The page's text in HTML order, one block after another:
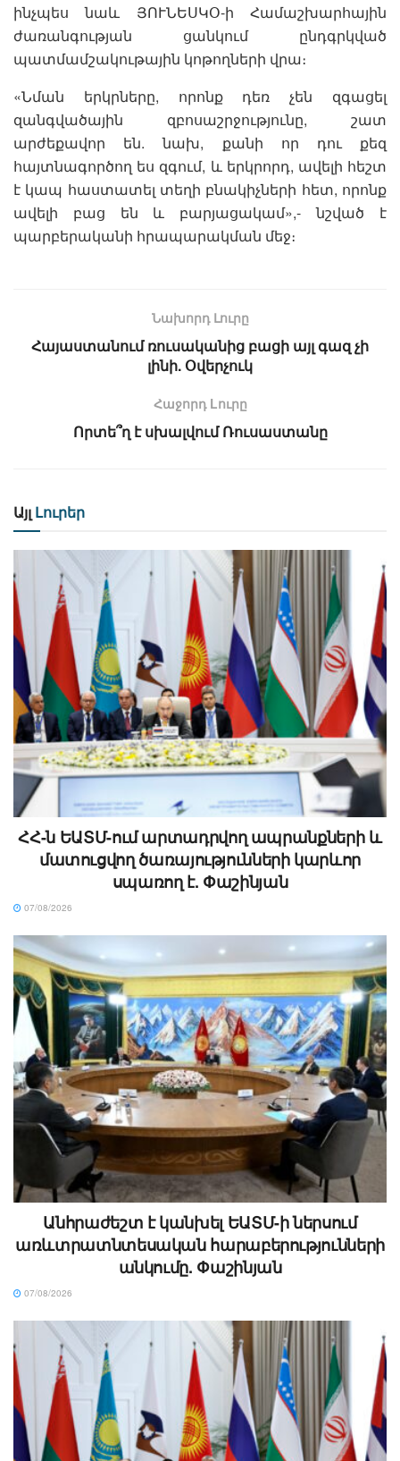
ինչպես նաև ՅՈՒՆԵՍԿՕ-ի Համաշխարհային
ժառանգության ցանկում ընդգրկված
պատմամշակութային կոթողների վրա։
«Նման երկրները, որոնք դեռ չեն զգացել
զանգվածային զբոսաշրջությունը, շատ
արժեքավոր են. նախ, քանի որ դու քեզ
հայտնագործող ես զգում, և երկրորդ, ավելի հեշտ
է կապ հաստատել տեղի բնակիչների հետ, որոնք
ավելի բաց են և բարյացակամ»,- նշված է
պարբերականի հրապարակման մեջ։
Նախորդ Լուրը
Հայաստանում ռուսականից բացի այլ գազ չի
լինի. Օվերչուկ
Հաջորդ Lուրը
Որտե՞ղ է սխալվում Ռուսաստանը
Այլ Լուրեր
ՀՀ-ն ԵԱՏՄ-ում արտադրվող ապրանքների և
մատուցվող ծառայությունների կարևոր
սպառող է. Փաշինյան
07/08/2026
Անհրաժեշտ է կանխել ԵԱՏՄ-ի ներսում
առևտրատնտեսական հարաբերությունների
անկումը. Փաշինյան
07/08/2026